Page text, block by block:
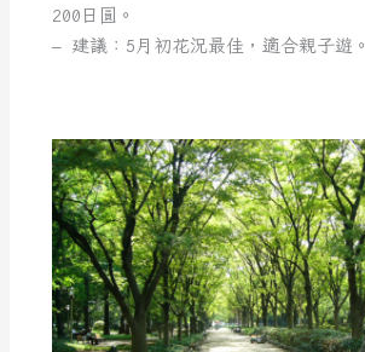
200日圓。
– 建議：5月初花況最佳，適合親子遊。